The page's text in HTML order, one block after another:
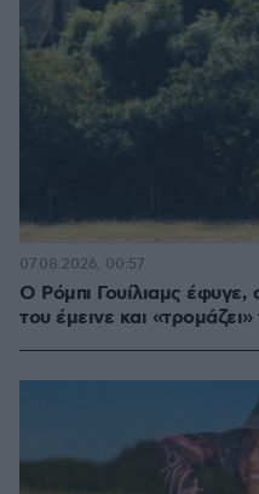
Ο Ρόμπι Γουίλιαμς έφυγε,
του έμεινε και
07.08.2026, 00:57